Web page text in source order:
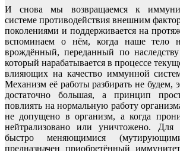
И снова мы возвращаемся к
системе противодействия внешним
поколениями и поддерживается на
вспоминаем о нём, когда наше тело
врождённый, переданный по
который нарабатывается в процессе
влияющих на качество иммунной
Механизм её работы разбирать не будем,
достаточно большая, а принцип
повлиять на нормальную работу
не допущено в организм, а когда
нейтрализовано или уничтожено. Для
быстро меняющимися
предназначен приобретённый